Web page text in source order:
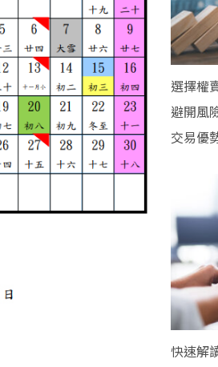
選擇權
避開風
交易優
快速解